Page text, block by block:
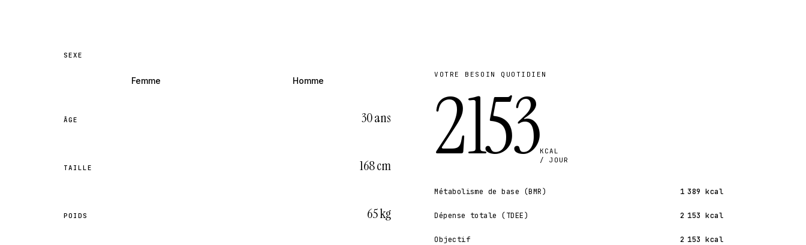
SEXE
Femme Homme
ÂGE 30ans
TAILLE 168cm
POIDS 65kg
VOTRE BESOIN QUOTIDIEN
2 153KCAL
/ JOUR
Métabolisme de base (BMR) 1 389 kcal
Dépense totale (TDEE) 2 153 kcal
Objectif 2 153 kcal